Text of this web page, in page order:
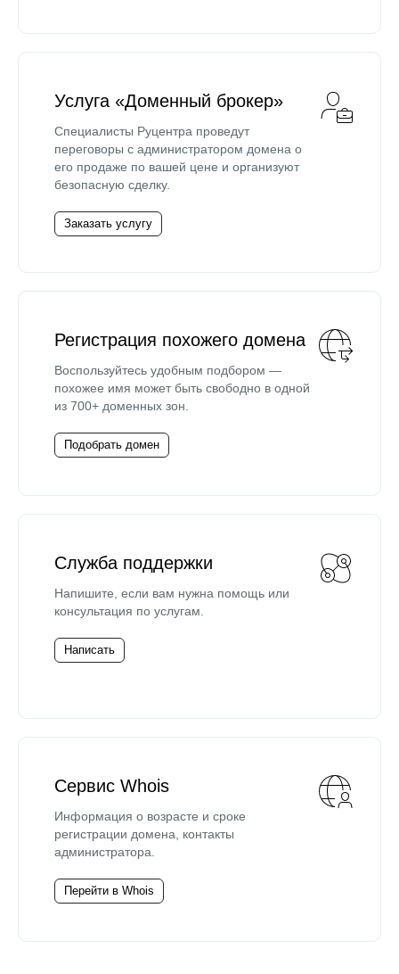
Услуга «Доменный брокер»
Специалисты Руцентра проведут
переговоры с администратором домена о
его продаже по вашей цене и организуют
безопасную сделку.
Заказать услугу
Регистрация похожего домена
Воспользуйтесь удобным подбором —
похожее имя может быть свободно в одной
из 700+ доменных зон.
Подобрать домен
Служба поддержки
Напишите, если вам нужна помощь или
консультация по услугам.
Написать
Сервис Whois
Информация о возрасте и сроке
регистрации домена, контакты
администратора.
Перейти в Whois